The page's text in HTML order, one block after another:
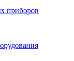
приборов